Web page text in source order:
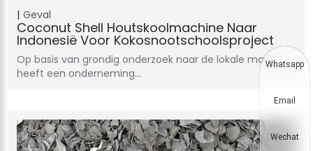
Geval
Coconut Shell Houtskoolmachine Naar
Indonesië Voor Kokosnootschoolsproject
Op basis van grondig onderzoek naar de lokale markt
heeft een onderneming…
Whatsapp
Email
Wechat